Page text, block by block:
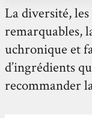
La diversité,
remarquables,
uchronique et
d’ingrédients
recommander